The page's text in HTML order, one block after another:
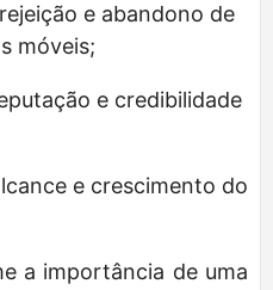
e abandono de
móveis;
e credibilidade
e crescimento do
a importância de uma